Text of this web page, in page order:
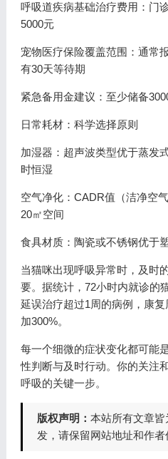
呼吸道疾病基础治疗费用：门
5000元
宠物医疗保险覆盖范围：通常
有30天等待期
紧急备用金建议：至少储备
日常耗材：科学选择原则
加湿器：超声波类型优于蒸发
时恒湿
空气净化：CADR值（洁净空
20㎡空间
食具材质：陶瓷或不锈钢优于
当猫咪出现呼吸异常时，及时
要。据统计，72小时内就诊的
延误治疗超过1周的病例，康
加300%。
每一个细微的症状变化都可能
性判断与及时行动。你的关注
呼吸的关键一步。
版权声明： 本站所有文章
发，请保留网站地址和作者